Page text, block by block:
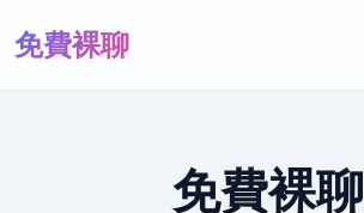
免費裸聊
免費裸聊